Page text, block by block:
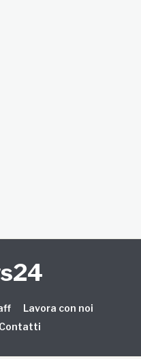
Lavora con noi
Contatti